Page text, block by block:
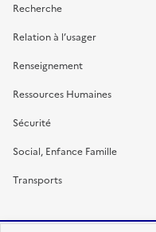
Recherche
Relation à l’usager
Renseignement
Ressources Humaines
Sécurité
Social, Enfance Famille
Transports